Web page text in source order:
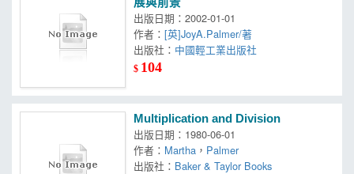
出版日期：2002-01-01
作者：[英]JoyA.Palmer/著
出版社： 中國輕工業出版社
$ 104
Multiplication and Division
出版日期：1980-06-01
作者： Martha ， Palmer
出版社： Baker & Taylor Books